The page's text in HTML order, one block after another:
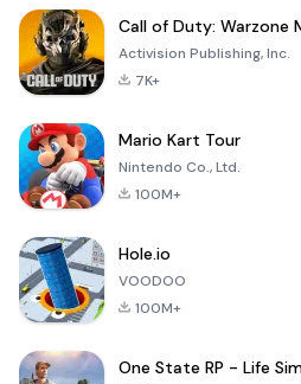
Call of Duty: Warzone
Activision Publishing, Inc.
7K+
Mario Kart Tour
Nintendo Co., Ltd.
100M+
Hole.io
VOODOO
100M+
One State RP - Life